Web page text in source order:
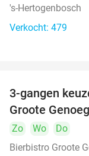
's-Hertogenbosch
Verkocht: 479
3-gangen
Groote
Zo Wo
Do
Bierbistro Groote